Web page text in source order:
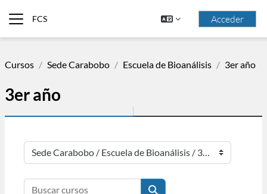
FCS Acceder
Cursos Sede Carabobo Escuela de Bioanálisis 3er año
3er año
Categorías
Buscar cursos